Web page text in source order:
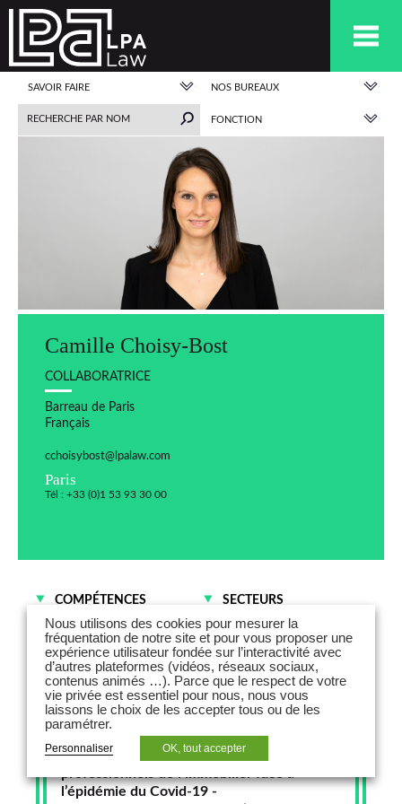
SAVOIR FAIRE NOS BUREAUX
FONCTION
Camille Choisy-Bost
COLLABORATRICE
Barreau de Paris
Français
cchoisybost@lpalaw.com
Paris
Tél : +33 (0)1 53 93 30 00
COMPÉTENCES
Opérations et gestion
immobilières
SECTEURS
Immobilier
Assurances
31 mars 2020
Immoweek Spécial Covid-19 | Les
l’épidémie du Covid-19 -
Nous utilisons des cookies pour mesurer la
fréquentation de notre site et pour vous proposer une
expérience utilisateur fondée sur l’interactivité avec
d’autres plateformes (vidéos, réseaux sociaux,
contenus animés …). Parce que le respect de votre
vie privée est essentiel pour nous, nous vous
laissons le choix de les accepter tous ou de les
paramétrer.
Personnaliser OK, tout accepter